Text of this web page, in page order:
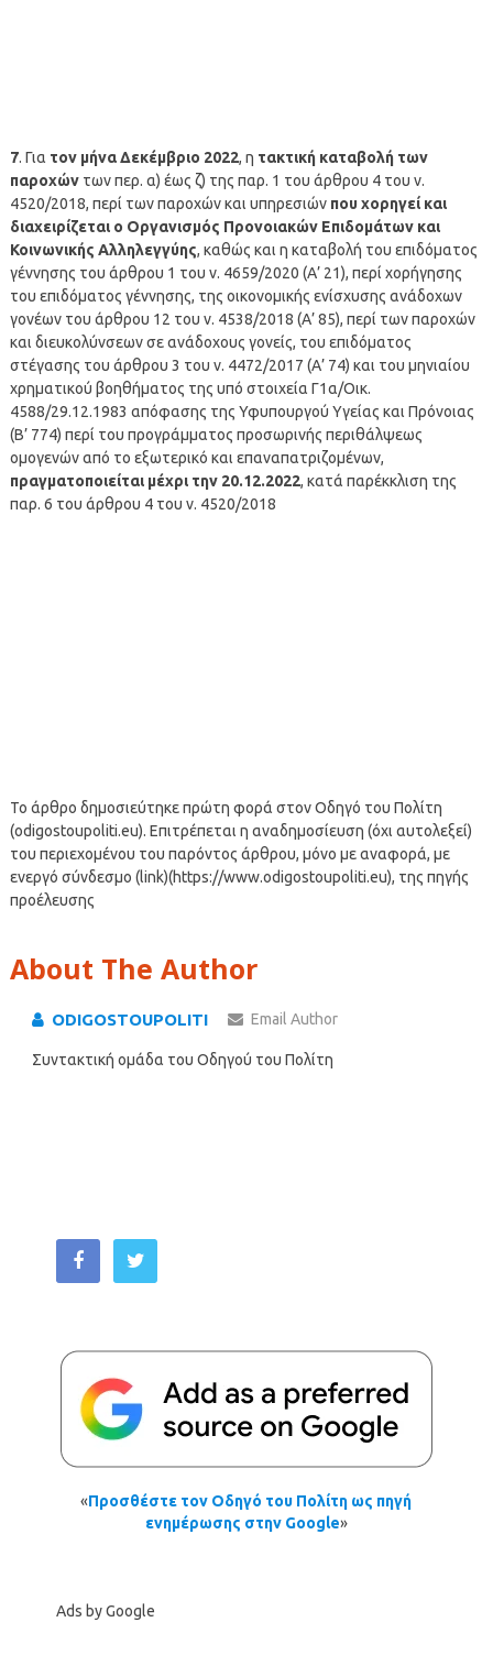
7. Για τον μήνα Δεκέμβριο 2022, η τακτική καταβολή των
παροχώντων περ. α) έως ζ) της παρ. 1 του άρθρου 4 του ν.
4520/2018, περί των παροχών και υπηρεσιών που χορηγεί και
διαχειρίζεται ο Οργανισμός Προνοιακών Επιδομάτων και
Κοινωνικής Αλληλεγγύης, καθώς και η καταβολή του επιδόματος
γέννησης του άρθρου 1 του ν. 4659/2020 (Α’ 21), περί χορήγησης
του επιδόματος γέννησης, της οικονομικής ενίσχυσης ανάδοχων
γονέων του άρθρου 12 του ν. 4538/2018 (Α’ 85), περί των παροχών
και διευκολύνσεων σε ανάδοχους γονείς, του επιδόματος
στέγασης του άρθρου 3 του ν. 4472/2017 (Α’ 74) και του μηνιαίου
χρηματικού βοηθήματος της υπό στοιχεία Γ1α/Οικ.
4588/29.12.1983 απόφασης της Υφυπουργού Υγείας και Πρόνοιας
(Β’ 774) περί του προγράμματος προσωρινής περιθάλψεως
ομογενών από το εξωτερικό και επαναπατριζομένων,
πραγματοποιείται μέχρι την 20.12.2022, κατά παρέκκλιση της
παρ. 6 του άρθρου 4 του ν. 4520/2018
Το άρθρο δημοσιεύτηκε πρώτη φορά στον Οδηγό του Πολίτη
(odigostoupoliti.eu). Επιτρέπεται η αναδημοσίευση (όχι αυτολεξεί)
του περιεχομένου του παρόντος άρθρου, μόνο με αναφορά, με
ενεργό σύνδεσμο (link)(https://www.odigostoupoliti.eu), της πηγής
προέλευσης
About The Author
ODIGOSTOUPOLITI Email Author
Συντακτική ομάδα του Οδηγού του Πολίτη
«Προσθέστε τον Οδηγό του Πολίτη ως πηγή
ενημέρωσης στην Google»
Ads by Google